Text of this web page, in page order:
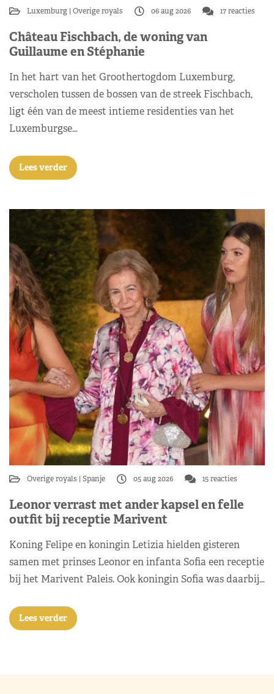
Luxemburg Overige royals 06 aug 2026 17 reacties
Château Fischbach, de woning van
Guillaume en Stéphanie
In het hart van het Groothertogdom Luxemburg,
verscholen tussen de bossen van de streek Fischbach,
ligt één van de meest intieme residenties van het
Luxemburgse…
Lees verder
Overige royals Spanje 05 aug 2026 15 reacties
Leonor verrast met ander kapsel en felle
outfit bij receptie Marivent
Koning Felipe en koningin Letizia hielden gisteren
samen met prinses Leonor en infanta Sofia een receptie
bij het Marivent Paleis. Ook koningin Sofia was daarbij…
Lees verder